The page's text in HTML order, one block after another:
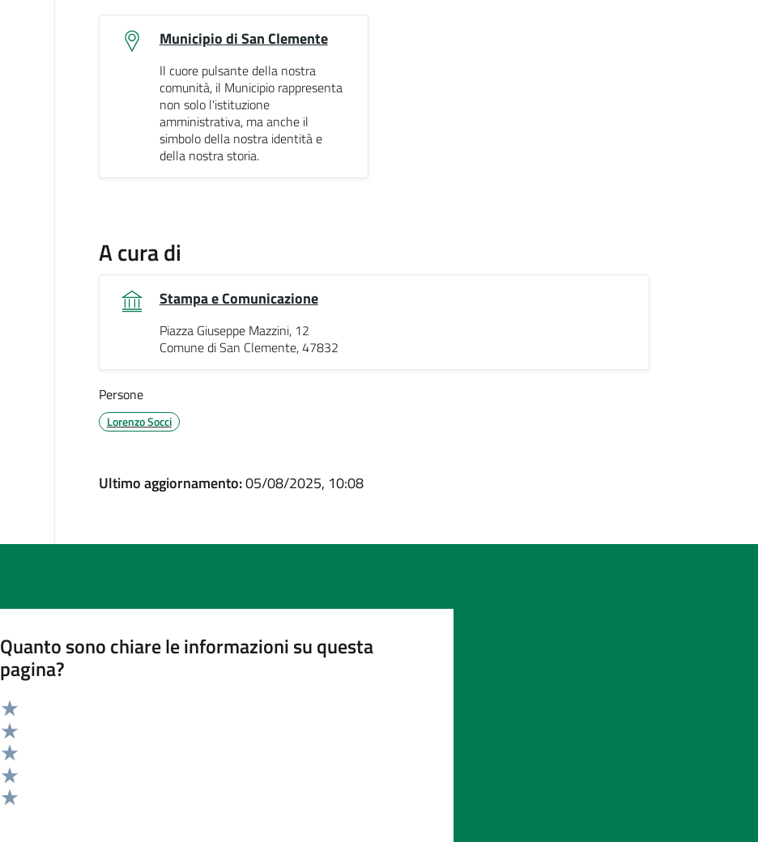
Municipio di San Clemente
Il cuore pulsante della nostra
comunità, il Municipio rappresenta
non solo l'istituzione
amministrativa, ma anche il
simbolo della nostra identità e
della nostra storia.
A cura di
Stampa e Comunicazione
Piazza Giuseppe Mazzini, 12
Comune di San Clemente, 47832
Persone
Lorenzo Socci
Ultimo aggiornamento:05/08/2025, 10:08
Quanto sono chiare le informazioni su questa
pagina?
Valuta 5 stelle su 5
Valuta 4 stelle su 5
Valuta 3 stelle su 5
Valuta 2 stelle su 5